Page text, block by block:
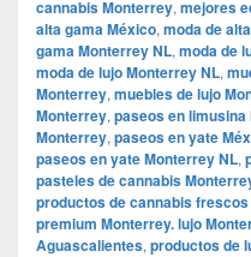
cannabis Monterrey, mejores
alta gama México, moda de
gama Monterrey NL, moda de
moda de lujo Monterrey NL,
Monterrey, muebles de lujo
Monterrey, paseos en limusina
Monterrey, paseos en yate
paseos en yate Monterrey NL,
pasteles de cannabis
productos de cannabis
premium Monterrey. lujo
Aguascalientes, productos de